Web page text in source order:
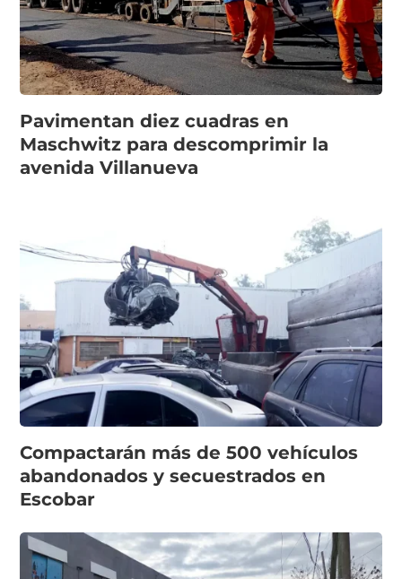
Pavimentan diez cuadras en
Maschwitz para descomprimir la
avenida Villanueva
Compactarán más de 500 vehículos
abandonados y secuestrados en
Escobar